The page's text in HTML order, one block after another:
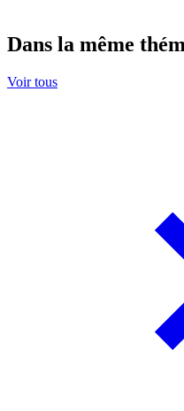
Dans la même
Voir tous